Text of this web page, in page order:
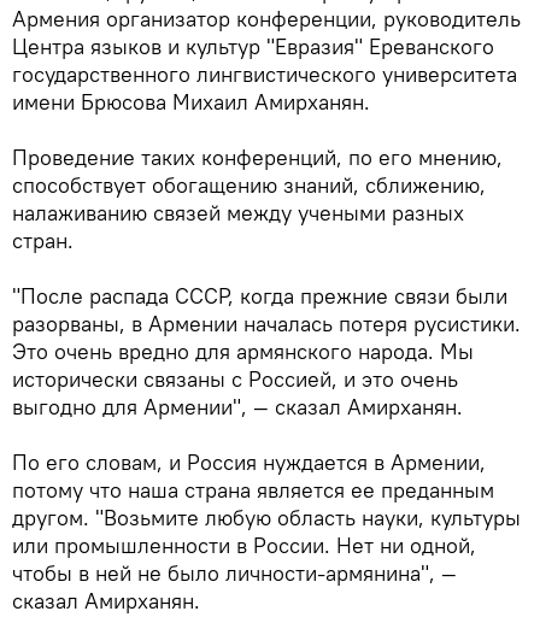
Армения организатор конференции, руководитель
Центра языков и культур "Евразия" Ереванского
государственного лингвистического университета
имени Брюсова Михаил Амирханян.
Проведение таких конференций, по его мнению,
способствует обогащению знаний, сближению,
налаживанию связей между учеными разных
стран.
"После распада СССР, когда прежние связи были
разорваны, в Армении началась потеря русистики.
Это очень вредно для армянского народа. Мы
исторически связаны с Россией, и это очень
выгодно для Армении", — сказал Амирханян.
По его словам, и Россия нуждается в Армении,
потому что наша страна является ее преданным
другом. "Возьмите любую область науки, культуры
или промышленности в России. Нет ни одной,
чтобы в ней не было личности-армянина", —
сказал Амирханян.